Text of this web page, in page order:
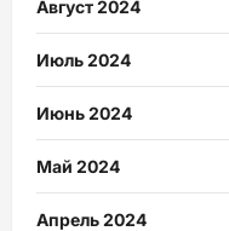
Август 2024
Июль 2024
Июнь 2024
Май 2024
Апрель 2024